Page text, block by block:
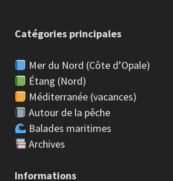
Catégories principales
Mer du Nord (Côte d’Opale)
Étang (Nord)
Méditerranée (vacances)
Autour de la pêche
Balades maritimes
Archives
Informations